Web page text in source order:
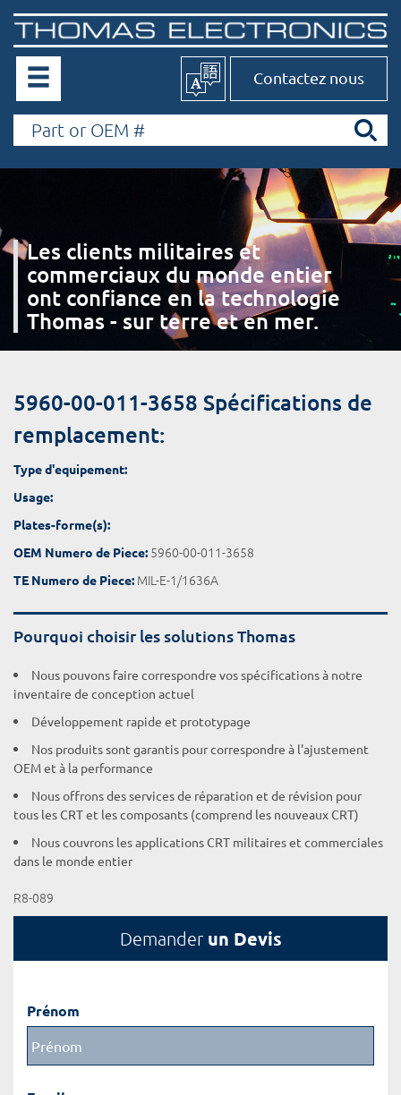
Contactez nous
Les clients militaires et
commerciaux du monde entier
ont confiance en la technologie
Thomas - sur terre et en mer.
5960-00-011-3658 Spécifications de
remplacement:
Type d'equipement:
Usage:
Plates-forme(s):
OEM Numero de Piece: 5960-00-011-3658
TE Numero de Piece: MIL-E-1/1636A
Pourquoi choisir les solutions Thomas
Nous pouvons faire correspondre vos spécifications à notre
inventaire de conception actuel
Développement rapide et prototypage
Nos produits sont garantis pour correspondre à l'ajustement
OEM et à la performance
Nous offrons des services de réparation et de révision pour
tous les CRT et les composants (comprend les nouveaux CRT)
Nous couvrons les applications CRT militaires et commerciales
dans le monde entier
R8-089
Demander un Devis
Prénom